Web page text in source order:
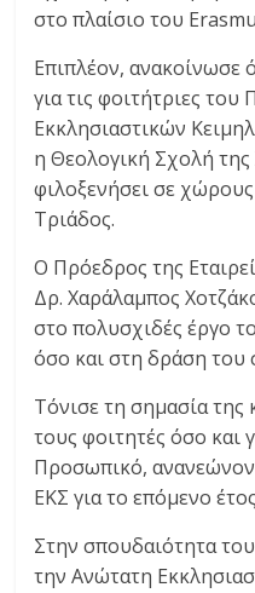
στο πλαίσιο του
Επιπλέον, ανακοίνωσε
για τις φοιτήτριες
Εκκλησιαστικών
η Θεολογική Σχολή της
φιλοξενήσει σε
Τριάδος.
Ο Πρόεδρος της
Δρ. Χαράλαμπος
στο πολυσχιδές έργο
όσο και στη δράση του
Τόνισε τη σημασία της
τους φοιτητές όσο και
Προσωπικό,
ΕΚΣ για το επόμενο
Στην σπουδαιότητα
την Ανώτατη